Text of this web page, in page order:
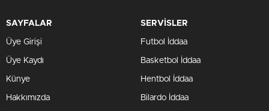
SAYFALAR
Üye Girişi
Üye Kaydı
Künye
Hakkımızda
SERVİSLER
Futbol İddaa
Basketbol İddaa
Hentbol İddaa
Bilardo İddaa